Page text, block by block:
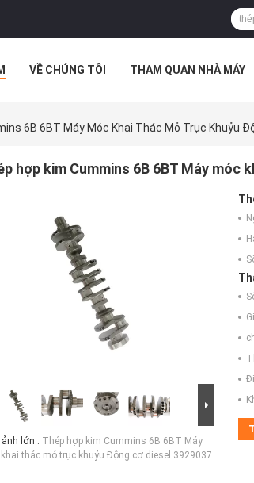
VỀ CHÚNG TÔI THAM QUAN NHÀ MÁY
6B 6BT Máy Móc Khai Thác Mỏ Trục Khuỷu
hợp kim Cummins 6B 6BT Máy
ảnh lớn : Thép hợp kim Cummins 6B 6BT Máy
thác mỏ trục khuỷu Động cơ diesel 3929037